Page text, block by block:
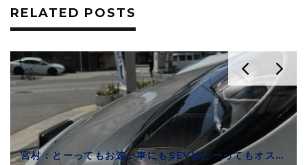
RELATED POSTS
宮村：とーってもお速い車にもSEVはとーってもオススメできます